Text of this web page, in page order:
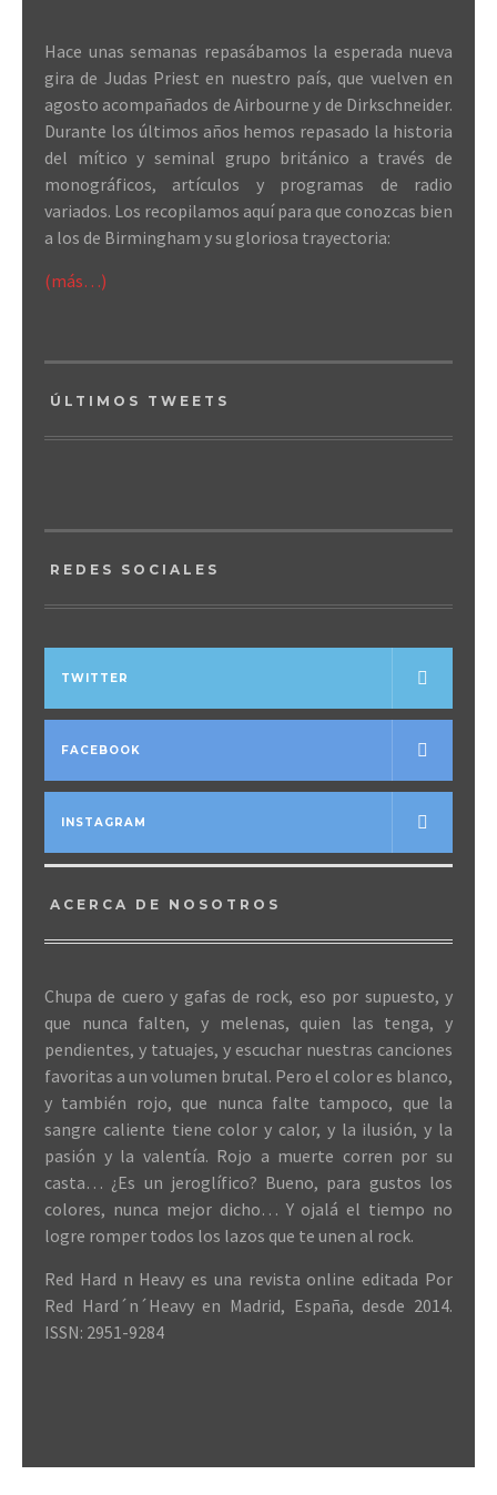
Hace unas semanas repasábamos la esperada nueva
gira de Judas Priest en nuestro país, que vuelven en
agosto acompañados de Airbourne y de Dirkschneider.
Durante los últimos años hemos repasado la historia
del mítico y seminal grupo británico a través de
monográficos, artículos y programas de radio
variados. Los recopilamos aquí para que conozcas bien
a los de Birmingham y su gloriosa trayectoria:
(más…)
ÚLTIMOS TWEETS
REDES SOCIALES
TWITTER
FACEBOOK
INSTAGRAM
ACERCA DE NOSOTROS
Chupa de cuero y gafas de rock, eso por supuesto, y
que nunca falten, y melenas, quien las tenga, y
pendientes, y tatuajes, y escuchar nuestras canciones
favoritas a un volumen brutal. Pero el color es blanco,
y también rojo, que nunca falte tampoco, que la
sangre caliente tiene color y calor, y la ilusión, y la
pasión y la valentía. Rojo a muerte corren por su
casta… ¿Es un jeroglífico? Bueno, para gustos los
colores, nunca mejor dicho… Y ojalá el tiempo no
logre romper todos los lazos que te unen al rock.
Red Hard n Heavy es una revista online editada Por
Red Hard´n´Heavy en Madrid, España, desde 2014.
ISSN: 2951-9284